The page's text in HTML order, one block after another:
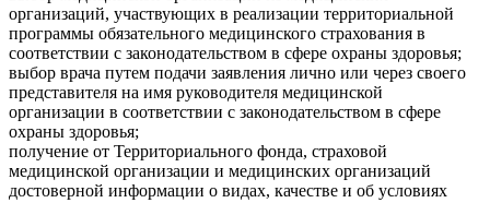
организаций, участвующих в реализации территориальной
программы обязательного медицинского страхования в
соответствии с законодательством в сфере охраны здоровья;
выбор врача путем подачи заявления лично или через своего
представителя на имя руководителя медицинской
организации в соответствии с законодательством в сфере
охраны здоровья;
получение от Территориального фонда, страховой
медицинской организации и медицинских организаций
достоверной информации о видах, качестве и об условиях